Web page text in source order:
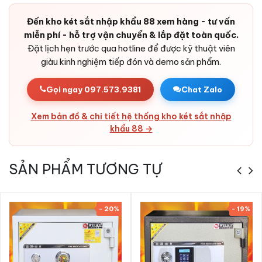
Cảm biến rung kích hoạt còi
cảnh báo khi két bị tác động.
Pin dự phòng dài lâu:Tuổi thọ pin tốt, có cổng cấp điện
ngoài cho tình huống khẩn cấp.
ngoài.
Vỏ thép cao cấp:Thép tấm cường độ cao + bê-tông chịu
nhiệt - rất khó phá huỷ.
Thiết kế tinh tế, lớp sơn sang trọng - phù
hợp các không gian từ gia đình đến cửa hàng, văn phòng
và ngân hàng.
Đến kho két sắt nhập khẩu 88 xem hàng - tư vấn
miễn phí - hỗ trợ vận chuyển & lắp đặt toàn quốc.
Đặt lịch hẹn trước qua hotline để được kỹ thuật viên
giàu kinh nghiệm tiếp đón và demo sản phẩm.
Gọi ngay 097.573.9381 Chat Zalo
Xem bản đồ & chi tiết hệ thống kho két sắt nhập
khẩu 88 →
SẢN PHẨM TƯƠNG TỰ
- 20% - 19%